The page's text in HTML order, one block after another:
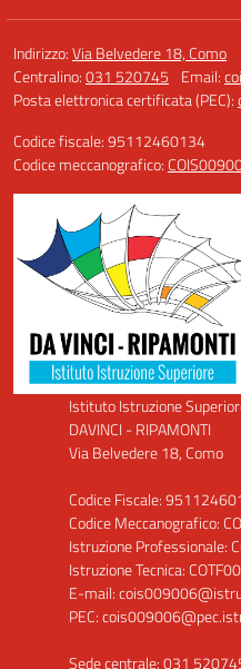
Indirizzo:Via Belvedere 18, Como
Centralino:031 520745 Email:
Posta elettronica certificata (PEC):
Codice fiscale: 95112460134
Codice meccanografico:
Istituto Istruzione
DAVINCI - RIPAMONTI
Via Belvedere 18, Como
Codice Fiscale:
Codice Meccanografico:
Istruzione Professionale:
Istruzione Tecnica:
E-mail:
PEC:
Sede centrale: 031